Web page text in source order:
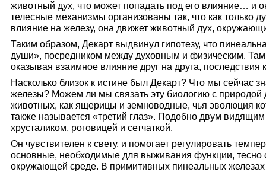
животный дух, что может попадать под его влияние… и
телесные механизмы организованы так, что как только
влияние на железу, она движет животный дух,
Таким образом, Декарт выдвинул гипотезу, что
души», посредником между духовным и физическим. Там
оказывая взаимное влияние друг на друга, последствия
Насколько близок к истине был Декарт? Что мы сейчас
железы? Можем ли мы связать эту биологию с природой
животных, как ящерицы и земноводные, чья эволюция
также называется «третий глаз». Подобно двум видящим
хрусталиком, роговицей и сетчаткой.
Он чувствителен к свету, и помогает регулировать
основные, необходимые для выживания функции,
окружающей среде. В примитивных пинеальных железах